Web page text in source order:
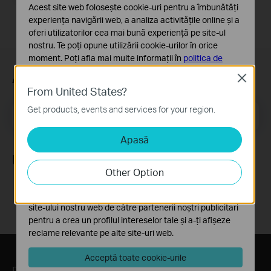
Abonează-te
Email Address Înscrie-te
Urmărește-ne
From United States?
Get products, events and services for your region.
Apasă
Other Option
Close
Acest site web folosește cookie-uri pentru a îmbunătăți
experiența navigării web, a analiza activitățile online și a
oferi utilizatorilor cea mai bună experiență pe site-ul
nostru. Te poți opune utilizării cookie-urilor în orice
moment. Poți afla mai multe informații în politica de
Cookie-uri de bază
Aceste cookie-uri sunt necesare pentru funcționarea
site-ului web și nu pot fi dezactivate în sistemele tale
Cookie-uri de analiză și marketing
Cookie-urile de analiză ne permit să analizăm activitățile
tale de pe site-ul nostru web a îmbunătăți și ajusta
funcționalitatea site-ului.
site-ului nostru web de către partenerii noștri publicitari
pentru a crea un profilul intereselor tale și a-ți afișeze
reclame relevante pe alte site-uri web.
Acceptă toate cookie-urile